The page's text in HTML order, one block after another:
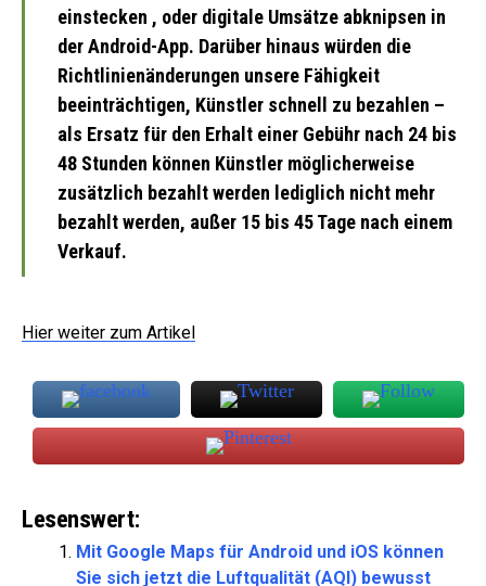
einstecken , oder digitale Umsätze abknipsen in
der Android-App. Darüber hinaus würden die
Richtlinienänderungen unsere Fähigkeit
beeinträchtigen, Künstler schnell zu bezahlen –
als Ersatz für den Erhalt einer Gebühr nach 24 bis
48 Stunden können Künstler möglicherweise
zusätzlich bezahlt werden lediglich nicht mehr
bezahlt werden, außer 15 bis 45 Tage nach einem
Verkauf.
Hier weiter zum Artikel
Lesenswert:
Mit Google Maps für Android und iOS können
Sie sich jetzt die Luftqualität (AQI) bewusst